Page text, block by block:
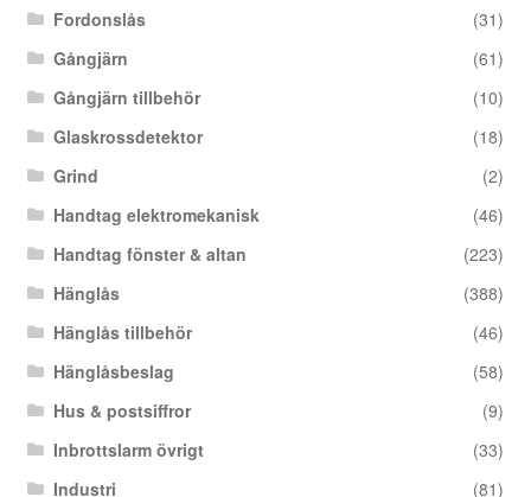
Fordonslås
(31)
Gångjärn
(61)
Gångjärn tillbehör
(10)
Glaskrossdetektor
(18)
Grind
(2)
Handtag elektromekanisk
(46)
Handtag fönster & altan
(223)
Hänglås
(388)
Hänglås tillbehör
(46)
Hänglåsbeslag
(58)
Hus & postsiffror
(9)
Inbrottslarm övrigt
(33)
Industri
(81)